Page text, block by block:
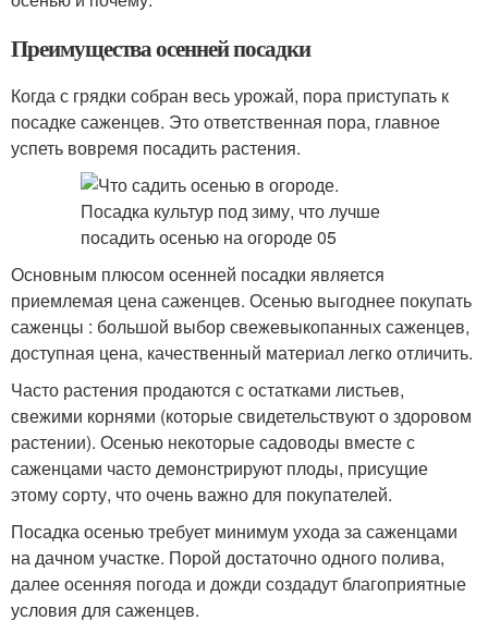
Преимущества осенней посадки
Когда с грядки собран весь урожай, пора приступать к
посадке саженцев. Это ответственная пора, главное
успеть вовремя посадить растения.
Основным плюсом осенней посадки является
приемлемая цена саженцев. Осенью выгоднее покупать
саженцы : большой выбор свежевыкопанных саженцев,
доступная цена, качественный материал легко отличить.
Часто растения продаются с остатками листьев,
свежими корнями (которые свидетельствуют о здоровом
растении). Осенью некоторые садоводы вместе с
саженцами часто демонстрируют плоды, присущие
этому сорту, что очень важно для покупателей.
Посадка осенью требует минимум ухода за саженцами
на дачном участке. Порой достаточно одного полива,
далее осенняя погода и дожди создадут благоприятные
условия для саженцев.